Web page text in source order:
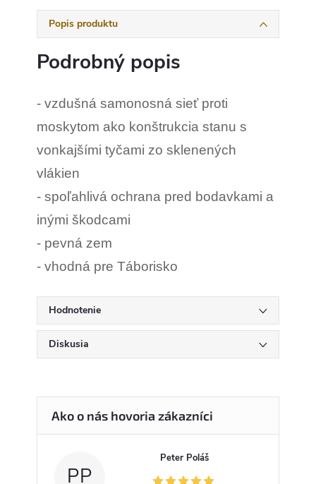
Popis produktu
Podrobný popis
- vzdušná samonosná sieť proti
moskytom ako konštrukcia stanu s
vonkajšími tyčami zo sklenených
vlákien
- spoľahlivá ochrana pred bodavkami a
inými škodcami
- pevná zem
- vhodná pre Táborisko
Hodnotenie
Diskusia
PP
Peter Poláš